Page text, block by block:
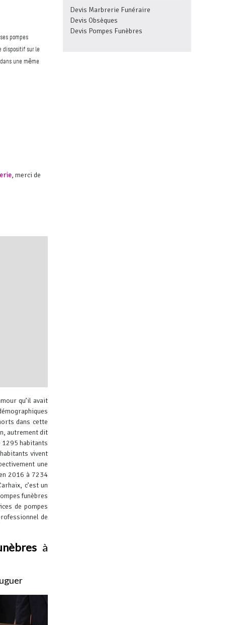
, merci de
contributeurs
qu’il avait
dans cette
autrement dit
1295 habitants
vivent
une
2016 à 7234
c’est un
funèbres
de pompes
de
à
Devis Marbrerie Funéraire
Devis Obsèques
Devis Pompes Funèbres